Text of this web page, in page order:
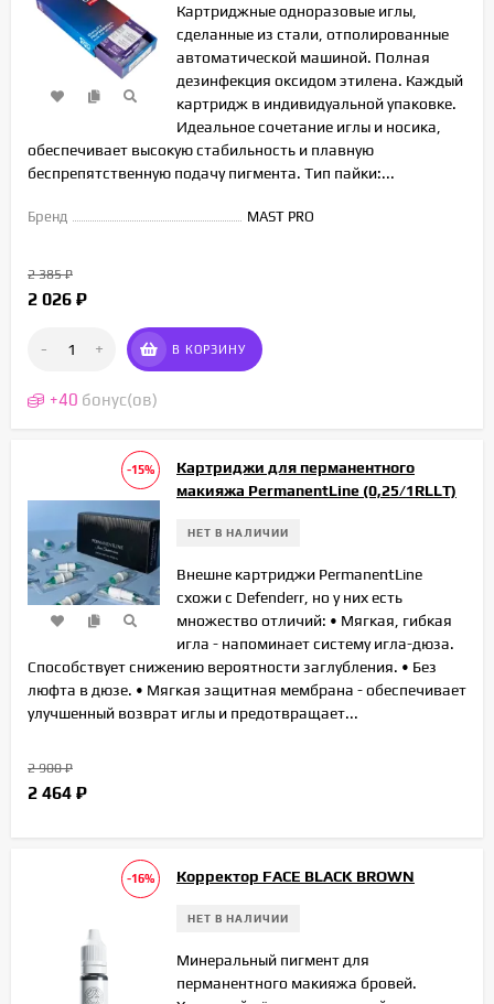
Картриджные одноразовые иглы,
сделанные из стали, отполированные
автоматической машиной. Полная
дезинфекция оксидом этилена. Каждый
картридж в индивидуальной упаковке.
Идеальное сочетание иглы и носика,
обеспечивает высокую стабильность и плавную
беспрепятственную подачу пигмента. Тип пайки:...
Бренд MAST PRO
2 385₽
2 026 ₽
- + В КОРЗИНУ
+40 бонус(ов)
-15%
Картриджи для перманентного
макияжа PermanentLine (0,25/1RLLT)
НЕТ В НАЛИЧИИ
Внешне картриджи PermanentLine
схожи с Defenderr, но у них есть
множество отличий: • Мягкая, гибкая
игла - напоминает систему игла-дюза.
Способствует снижению вероятности заглубления. • Без
люфта в дюзе. • Мягкая защитная мембрана - обеспечивает
улучшенный возврат иглы и предотвращает...
2 900₽
2 464 ₽
-16% Корректор FACE BLACK BROWN
НЕТ В НАЛИЧИИ
Минеральный пигмент для
перманентного макияжа бровей.